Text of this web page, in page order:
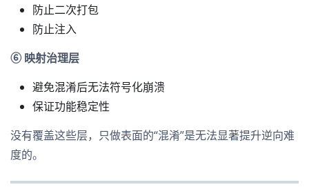
防止二次打包
防止注入
⑥ 映射治理层
避免混淆后无法符号化崩溃
保证功能稳定性
没有覆盖这些层，只做表面的“混淆”是无法显著提升逆向难
度的。